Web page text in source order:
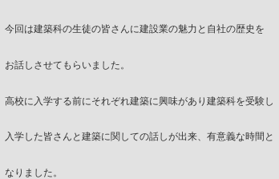
今回は建築科の生徒の皆さんに建設業の魅力と自社の歴史を
お話しさせてもらいました。
高校に入学する前にそれぞれ建築に興味があり建築科を受験し
入学した皆さんと建築に関しての話しが出来、有意義な時間と
なりました。